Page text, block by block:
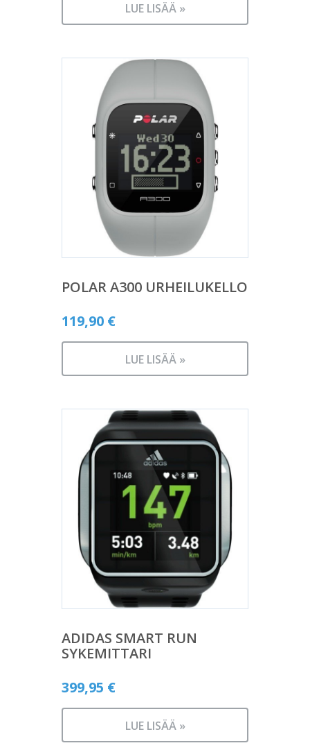
LUE LISÄÄ »
POLAR A300 URHEILUKELLO
119,90 €
LUE LISÄÄ »
ADIDAS SMART RUN
SYKEMITTARI
399,95 €
LUE LISÄÄ »